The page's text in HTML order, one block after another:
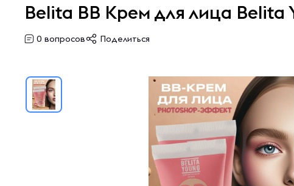
Belita BB Крем для лица Belita
0 вопросов Поделиться